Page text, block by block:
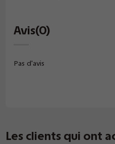
Avis(0)
Pas d'avis
Les clients qui ont